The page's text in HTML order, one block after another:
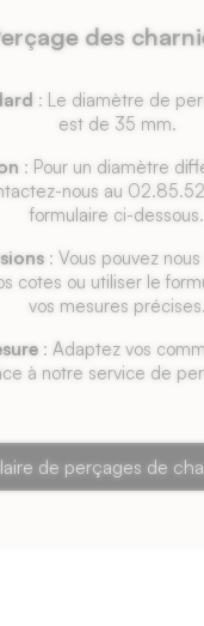
des
: Le diamètre de
est de 35 mm.
: Pour un diamètre
nous au
formulaire ci-dessous.
: Vous pouvez
cotes ou utiliser le
vos mesures précises.
: Adaptez vos
à notre service de
de perçages de